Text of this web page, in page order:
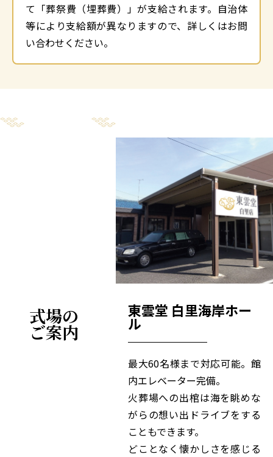
て「葬祭費（埋葬費）」が支給されます。自治体
等により支給額が異なりますので、詳しくはお問
い合わせください。
式場の
ご案内
東雲堂 白里海岸ホー
ル
最大60名様まで対応可能。館
内エレベーター完備。
火葬場への出棺は海を眺めな
がらの想い出ドライブをする
こともできます。
どことなく懐かしさを感じる